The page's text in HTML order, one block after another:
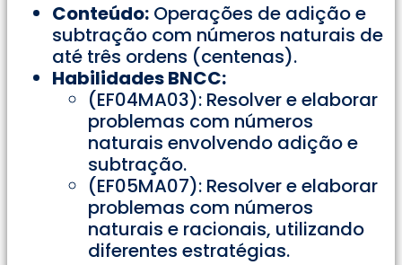
Conteúdo: Operações de adição e
subtração com números naturais de
até três ordens (centenas).
Habilidades BNCC:
(EF04MA03): Resolver e elaborar
problemas com números
naturais envolvendo adição e
subtração.
(EF05MA07): Resolver e elaborar
problemas com números
naturais e racionais, utilizando
diferentes estratégias.